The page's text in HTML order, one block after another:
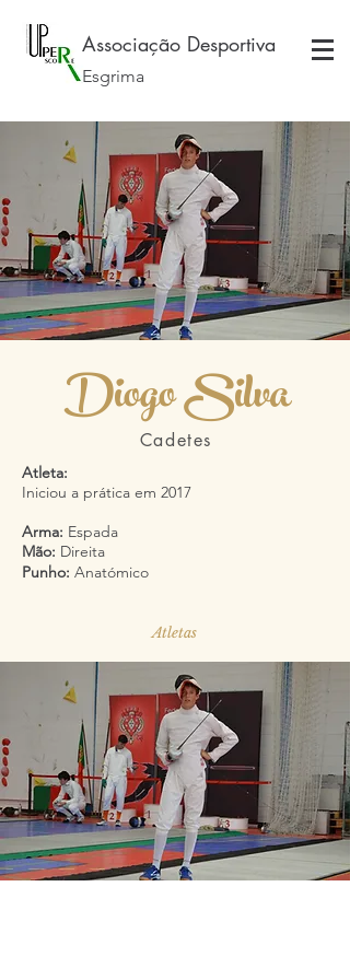
Associação Desportiva
Esgrima
Atletas
Atleta:
Iniciou a prática em 2017
Arma: Espada
Mão: Direita
Punho: Anatómico
Cadetes
Diogo Silva